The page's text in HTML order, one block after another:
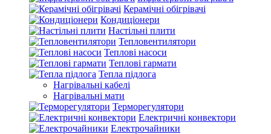
Керамічні обігрівачі
Кондиціонери
Настільні плити
Тепловентилятори
Теплові насоси
Теплові гармати
Тепла підлога
Нагрівальні кабелі
Нагрівальні мати
Терморегулятори
Електричні конвектори
Електрочайники